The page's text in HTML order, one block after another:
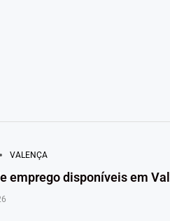
VALENÇA
emprego disponíveis em